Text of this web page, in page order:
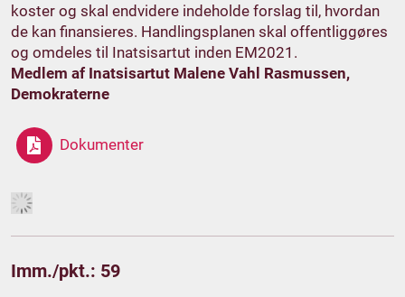
koster og skal endvidere indeholde forslag til, hvordan
de kan finansieres. Handlingsplanen skal offentliggøres
og omdeles til Inatsisartut inden EM2021.
Medlem af Inatsisartut Malene Vahl Rasmussen,
Demokraterne
Dokumenter
Imm./pkt.: 59